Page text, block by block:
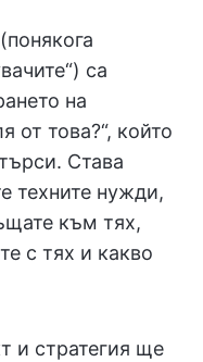
са
на
от това?“, който
Става
техните нужди,
към тях,
с тях и какво
и стратегия ще